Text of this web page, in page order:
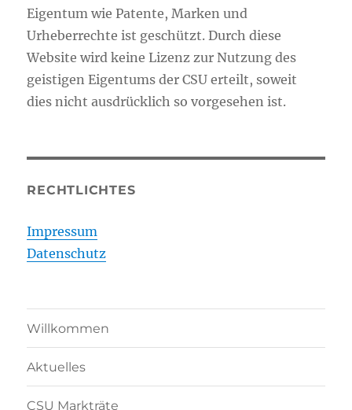
Eigentum wie Patente, Marken und
Urheberrechte ist geschützt. Durch diese
Website wird keine Lizenz zur Nutzung des
geistigen Eigentums der CSU erteilt, soweit
dies nicht ausdrücklich so vorgesehen ist.
RECHTLICHTES
Impressum
Datenschutz
Willkommen
Aktuelles
CSU Markträte